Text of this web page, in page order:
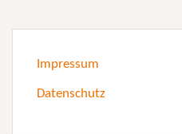
Impressum
Datenschutz